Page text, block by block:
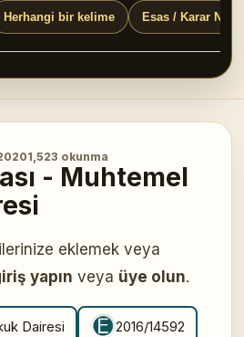
Herhangi bir kelime Esas / Karar No
1,523 okunma
- Muhtemel
eklemek veya
yapın veya üye olun.
Dairesi 2016/14592